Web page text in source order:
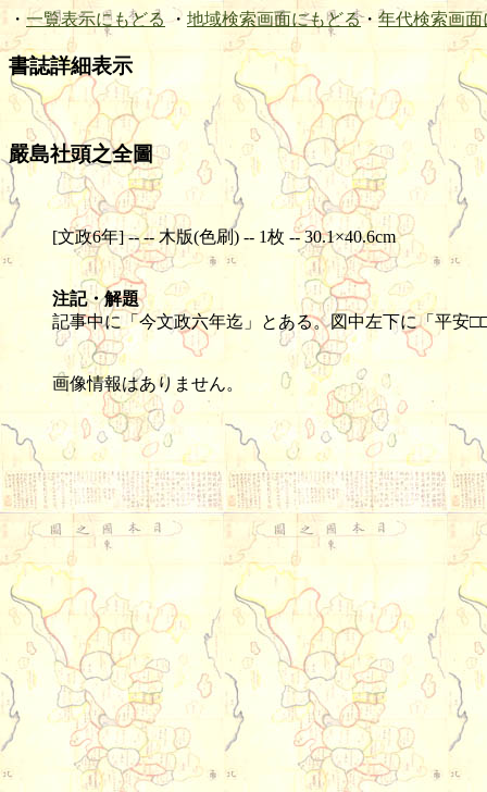
・ 一覧表示にもどる ・ 地域検索画面にもどる・ 年代検索画面
書誌詳細表示
嚴島社頭之全圖
[文政6年] -- -- 木版(色刷) -- 1枚 -- 30.1×40.6cm
注記・解題
記事中に「今文政六年迄」とある。図中左下に「平安
画像情報はありません。